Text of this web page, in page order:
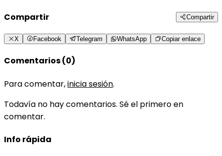
Compartir Compartir
X Facebook Telegram WhatsApp Copiar enlace
Comentarios (0)
Para comentar,inicia sesión.
Todavía no hay comentarios. Sé el primero en
comentar.
Info rápida